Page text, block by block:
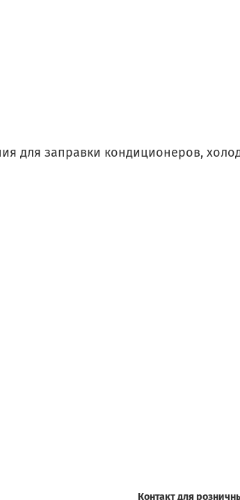
для заправки кондиционеров,
Контакт для